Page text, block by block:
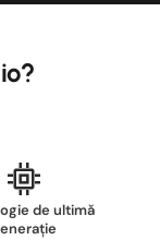
de ultimă